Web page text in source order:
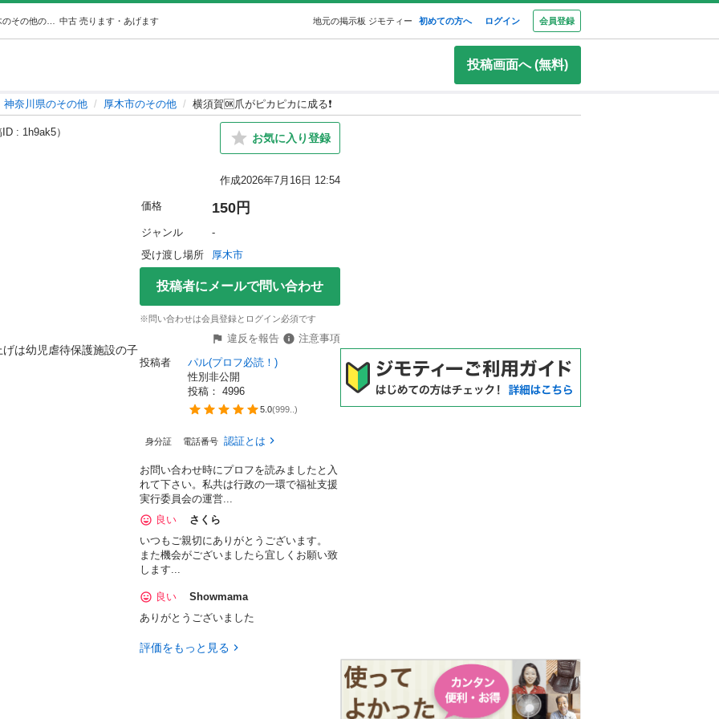
中古 売ります・あげます 地元の掲示板 ジモティー 初めての方へ ログイン 会員登録
投稿画面へ (無料)
神奈川県のその他 厚木市のその他 横須賀🆗爪がピカピカに成る❗️
ID : 1h9ak5） お気に入り登録
作成2026年7月16日 12:54
は幼児虐待保護施設の子
価格 150円
ジャンル
-
受け渡し場所
厚木市
投稿者にメールで問い合わせ
※問い合わせは会員登録とログイン必須です
違反を報告
注意事項
投稿者
パル(プロフ必読！)
性別非公開
投稿： 4996
5.0(999.. )
身分証 電話番号 認証とは
お問い合わせ時にプロフを読みましたと入
れて下さい。私共は行政の一環で福祉支援
実行委員会の運営...
良い
さくら
いつもご親切にありがとうございます。
また機会がございましたら宜しくお願い致
します...
良い
Showmama
ありがとうございました
評価をもっと見る